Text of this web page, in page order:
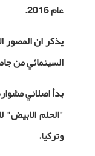
عام 2016.
يذكر ان المصور
السينمائي من
وتركيا.